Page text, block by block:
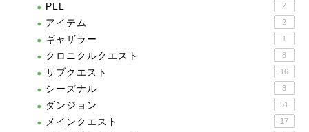
PLL 2
アイテム 2
ギャザラー 1
クロニクルクエスト 8
サブクエスト 16
シーズナル 3
ダンジョン 51
メインクエスト 17